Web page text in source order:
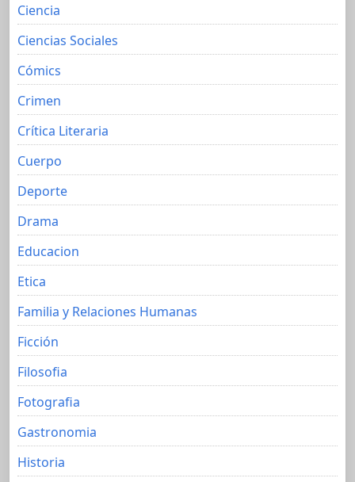
Ciencia
Ciencias Sociales
Cómics
Crimen
Crítica Literaria
Cuerpo
Deporte
Drama
Educacion
Etica
Familia y Relaciones Humanas
Ficción
Filosofia
Fotografia
Gastronomia
Historia